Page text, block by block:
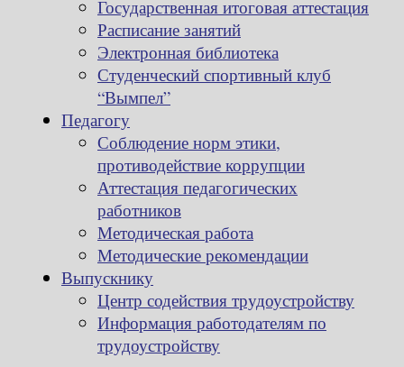
Государственная итоговая аттестация
Расписание занятий
Электронная библиотека
Студенческий спортивный клуб
“Вымпел”
Педагогу
Соблюдение норм этики,
противодействие коррупции
Аттестация педагогических
работников
Методическая работа
Методические рекомендации
Выпускнику
Центр содействия трудоустройству
Информация работодателям по
трудоустройству